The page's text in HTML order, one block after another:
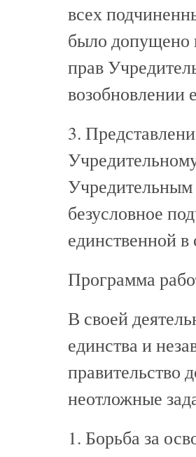
всех
было допущено
прав
возобновлении
3.
Учредительным
безусловное
единственной в
Программа
В своей
единства и
правительство
неотложные
1. Борьба за